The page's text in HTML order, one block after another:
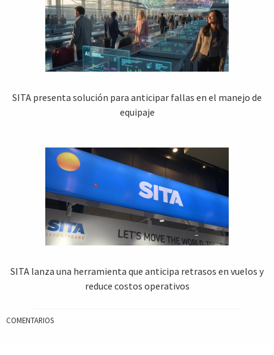
SITA presenta solución para anticipar fallas en el manejo de
equipaje
SITA lanza una herramienta que anticipa retrasos en vuelos y
reduce costos operativos
COMENTARIOS